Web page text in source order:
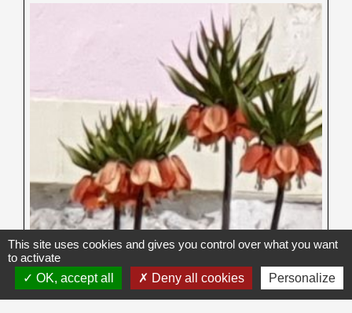
This site uses cookies and gives you control over what you want
to activate
OK, accept all
Deny all cookies Personalize